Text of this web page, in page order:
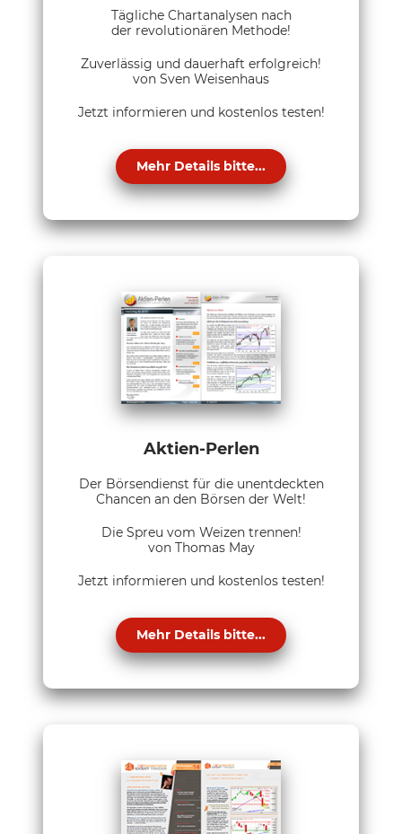
Tägliche Chartanalysen nach
der revolutionären Methode!
Zuverlässig und dauerhaft erfolgreich!
von Sven Weisenhaus
Jetzt informieren und kostenlos testen!
Mehr Details bitte...
Aktien-Perlen
Der Börsendienst für die unentdeckten
Chancen an den Börsen der Welt!
Die Spreu vom Weizen trennen!
von Thomas May
Jetzt informieren und kostenlos testen!
Mehr Details bitte...